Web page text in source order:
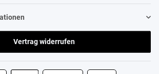
Vertrag widerrufen